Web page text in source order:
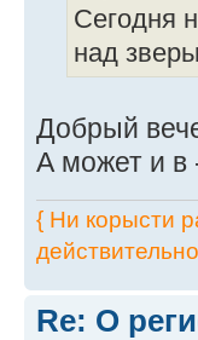
Сегодня
над
Добрый
А может и в
{ Ни корысти
Re: О